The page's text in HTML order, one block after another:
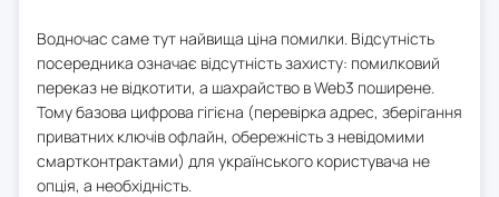
Водночас саме тут найвища ціна помилки. Відсутність
посередника означає відсутність захисту: помилковий
переказ не відкотити, а шахрайство в Web3 поширене.
Тому базова цифрова гігієна (перевірка адрес, зберігання
приватних ключів офлайн, обережність з невідомими
смартконтрактами) для українського користувача не
опція, а необхідність.